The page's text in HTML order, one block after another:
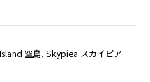
空島, Skypiea スカイピア